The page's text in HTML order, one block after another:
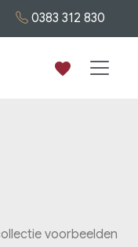
0383 312 830
favorite
voorbeelden